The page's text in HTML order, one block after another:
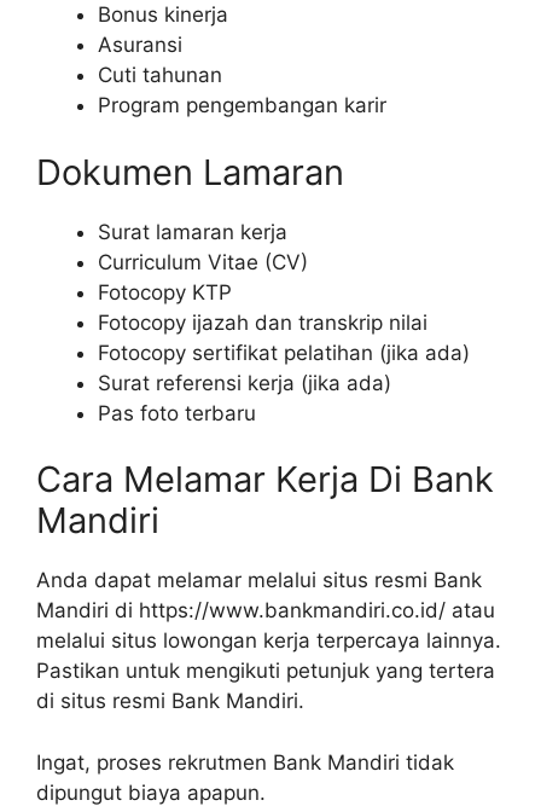
Bonus kinerja
Asuransi
Cuti tahunan
Program pengembangan karir
Dokumen Lamaran
Surat lamaran kerja
Curriculum Vitae (CV)
Fotocopy KTP
Fotocopy ijazah dan transkrip nilai
Fotocopy sertifikat pelatihan (jika ada)
Surat referensi kerja (jika ada)
Pas foto terbaru
Cara Melamar Kerja Di Bank
Mandiri
Anda dapat melamar melalui situs resmi Bank
Mandiri di https://www.bankmandiri.co.id/ atau
melalui situs lowongan kerja terpercaya lainnya.
Pastikan untuk mengikuti petunjuk yang tertera
di situs resmi Bank Mandiri.
Ingat, proses rekrutmen Bank Mandiri tidak
dipungut biaya apapun.